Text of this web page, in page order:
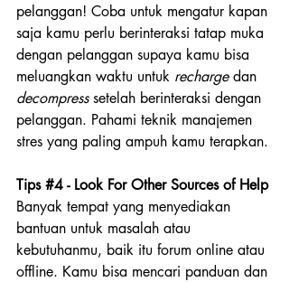
pelanggan! Coba untuk mengatur kapan
saja kamu perlu berinteraksi tatap muka
dengan pelanggan supaya kamu bisa
meluangkan waktu untuk recharge dan
decompress setelah berinteraksi dengan
pelanggan. Pahami teknik manajemen
stres yang paling ampuh kamu terapkan.
Tips #4 - Look For Other Sources of Help
Banyak tempat yang menyediakan
bantuan untuk masalah atau
kebutuhanmu, baik itu forum online atau
offline. Kamu bisa mencari panduan dan